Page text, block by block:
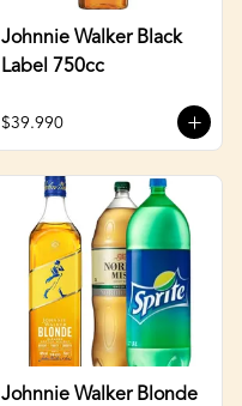
Johnnie Walker Black
Label 750cc
$39.990
Johnnie Walker Blonde